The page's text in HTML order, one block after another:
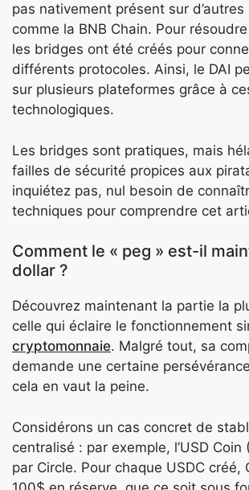
pas nativement présent sur
comme la BNB Chain. Pour
les bridges ont été créés pour
différents protocoles. Ainsi, le DAI
sur plusieurs plateformes grâce à
technologiques.
Les bridges sont pratiques, mais
failles de sécurité propices aux
inquiétez pas, nul besoin de
techniques pour comprendre cet
Comment le « peg » est-il
dollar ?
Découvrez maintenant la partie la
celle qui éclaire le fonctionnement
cryptomonnaie. Malgré tout, sa
demande une certaine
cela en vaut la peine.
Considérons un cas concret de
centralisé : par exemple, l’USD Coin
par Circle. Pour chaque USDC créé,